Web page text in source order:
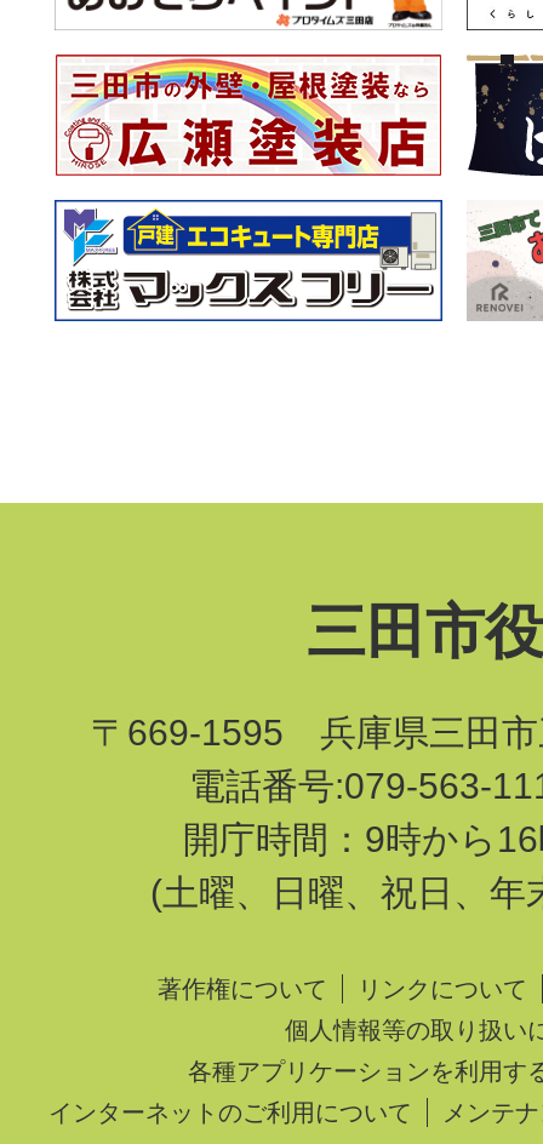
三田市
〒669-1595 兵庫県三田市
電話番号:079-563-
開庁時間：9時から
(土曜、日曜、祝日、年
著作権について
リンクについて
個人情報等の取り扱い
各種アプリケーションを利用す
インターネットのご利用について
メンテ